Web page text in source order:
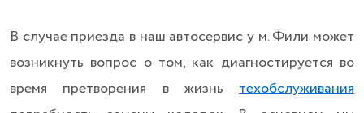
В случае приезда в наш автосервис у м. Фили может
возникнуть вопрос о том, как диагностируется во
время претворения в жизнь техобслуживания